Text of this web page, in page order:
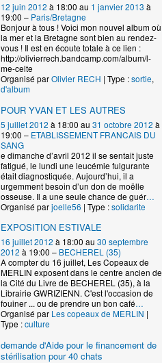
12 juin 2012 à 18:00 au 1 janvier 2013 à
19:00 – Paris/Bretagne
Bonjour à tous ! Voici mon nouvel album où
la mer et la Bretagne sont bien au rendez-
vous ! Il est en écoute totale à ce lien :
http://olivierrech.bandcamp.com/album/l-
me-celte
Organisé parOlivier RECH | Type :sortie,
d'album
POUR YVAN ET LES AUTRES
5 juillet 2012 à 18:00 au 31 octobre 2012 à
19:00 – ETABLISSEMENT FRANCAIS DU
SANG
e dimanche d’avril 2012 il se sentait juste
fatigué, le lundi une leucémie fulgurante
était diagnostiquée. Aujourd’hui, il a
urgemment besoin d’un don de moëlle
osseuse. Il a une seule chance de guér…
Organisé parjoelle56 | Type :solidarite
EXPOSITION ESTIVALE
16 juillet 2012 à 18:00 au 30 septembre
2012 à 19:00 – BECHEREL (35)
A compter du 16 juillet, Les Copeaux de
MERLIN exposent dans le centre ancien de
la Cité du Livre de BECHEREL (35), à la
Librairie GWRIZIENN. C'est l'occasion de
fouiner ... ou de prendre un bon café…
Organisé par Les copeaux de MERLIN |
Type :culture
demande d'Aide pour le financement de
stérilisation pour 40 chats